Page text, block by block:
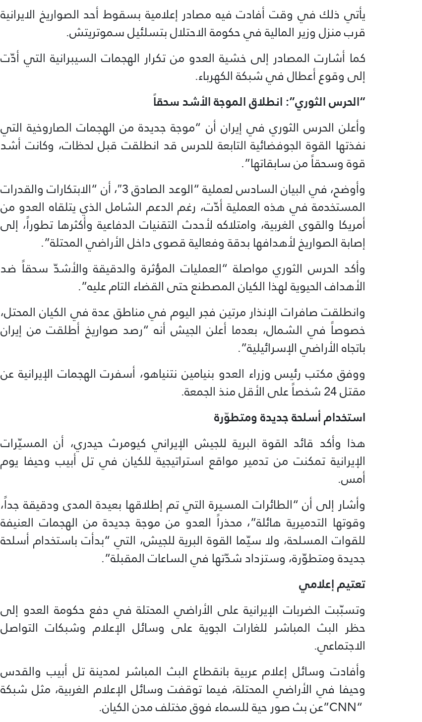
يأتي ذلك في وقت أفادت فيه مصادر إعلامية بسقوط أحد الصواريخ الايرانية
قرب منزل وزير المالية في حكومة الاحتلال بتسلئيل سموتريتش.
كما أشارت المصادر إلى خشية العدو من تكرار الهجمات السيبرانية التي أدّت
إلى وقوع أعطال في شبكة الكهرباء.
“الحرس الثوري”: انطلاق الموجة الأشد سحقاً
وأعلن الحرس الثوري في إيران أن “موجة جديدة من الهجمات الصاروخية التي
نفذتها القوة الجوفضائية التابعة للحرس قد انطلقت قبل لحظات، وكانت أشد
قوة وسحقاً من سابقاتها”.
وأوضح، في البيان السادس لعملية “الوعد الصادق 3″، أن “الابتكارات والقدرات
المستخدمة في هذه العملية أدّت، رغم الدعم الشامل الذي يتلقاه العدو من
أمريكا والقوى الغربية، وامتلاكه لأحدث التقنيات الدفاعية وأكثرها تطوراً، إلى
إصابة الصواريخ لأهدافها بدقة وفعالية قصوى داخل الأراضي المحتلة”.
وأكد الحرس الثوري مواصلة “العمليات المؤثرة والدقيقة والأشدّ سحقاً ضد
الأهداف الحيوية لهذا الكيان المصطنع حتى القضاء التام عليه”.
وانطلقت صافرات الإنذار مرتين فجر اليوم في مناطق عدة في الكيان المحتل،
خصوصاً في الشمال، بعدما أعلن الجيش أنه “رصد صواريخ أطلقت من إيران
باتجاه الأراضي الإسرائيلية”.
ووفق مكتب رئيس وزراء العدو بنيامين نتنياهو، أسفرت الهجمات الإيرانية عن
مقتل 24 شخصاً على الأقل منذ الجمعة.
استخدام أسلحة جديدة ومتطوّرة
هذا وأكد قائد القوة البرية للجيش الإيراني کیومرث حیدري، أن المسيّرات
الإيرانية تمكنت من تدمير مواقع استراتيجية للكيان في تل أبيب وحيفا يوم
أمس.
وأشار إلى أن “الطائرات المسيرة التي تم إطلاقها بعيدة المدى ودقيقة جداً،
وقوتها التدميرية هائلة”، محذراً العدو من موجة جديدة من الهجمات العنيفة
للقوات المسلحة، ولا سيّما القوة البرية للجيش، التي “بدأت باستخدام أسلحة
جديدة ومتطوّرة، وستزداد شدّتها في الساعات المقبلة”.
تعتيم إعلامي
وتسبّبت الضربات الإيرانية على الأراضي المحتلة في دفع حكومة العدو إلى
حظر البث المباشر للغارات الجوية على وسائل الإعلام وشبكات التواصل
الاجتماعي.
وأفادت وسائل إعلام عربية بانقطاع البث المباشر لمدينة تل أبيب والقدس
وحيفا في الأراضي المحتلة، فيما توقفت وسائل الإعلام الغربية، مثل شبكة
“CNN”عن بث صور حية للسماء فوق مختلف مدن الكيان.